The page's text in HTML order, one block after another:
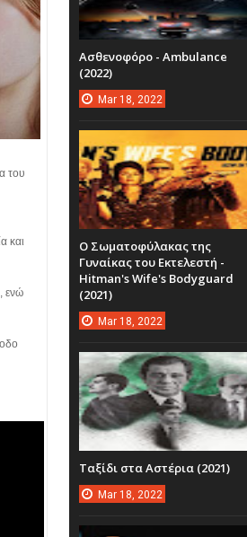
του
και
, ενώ
Ασθενοφόρο - Ambulance
(2022)
Mar 18, 2022
Ο Σωματοφύλακας της
Γυναίκας του Εκτελεστή -
Hitman's Wife's Bodyguard
(2021)
Mar 18, 2022
Ταξίδι στα Αστέρια (2021)
Mar 18, 2022